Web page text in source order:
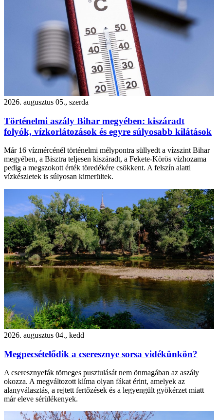
2026. augusztus 05., szerda
Történelmi aszály Bihar megyében: kiszáradt
folyók, vízkorlátozások és egyre súlyosabb kilátások
Már 16 vízmércénél történelmi mélypontra süllyedt a vízszint Bihar
megyében, a Bisztra teljesen kiszáradt, a Fekete-Körös vízhozama
pedig a megszokott érték töredékére csökkent. A felszín alatti
vízkészletek is súlyosan kimerültek.
2026. augusztus 04., kedd
Megpecsételődik a cseresznye sorsa vidékünkön?
A cseresznyefák tömeges pusztulását nem önmagában az aszály
okozza. A megváltozott klíma olyan fákat érint, amelyek az
alanyválasztás, a rejtett fertőzések és a legyengült gyökérzet miatt
már eleve sérülékenyek.